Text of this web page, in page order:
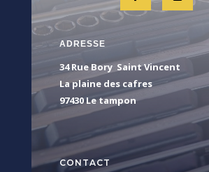
ADRESSE
34 Rue Bory Saint Vincent
La plaine des cafres
97430 Le tampon
CONTACT